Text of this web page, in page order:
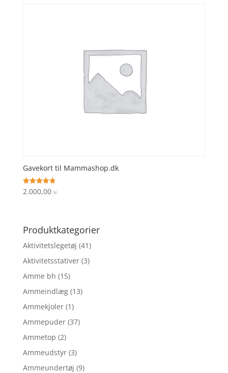
Gavekort til Mammashop.dk
Vurderet
4.8
2.000,00 kr.
Produktkategorier
Aktivitetslegetøj (41)
Aktivitetsstativer (3)
Amme bh (15)
Ammeindlæg (13)
Ammekjoler (1)
Ammepuder (37)
Ammetop (2)
Ammeudstyr (3)
Ammeundertøj (9)